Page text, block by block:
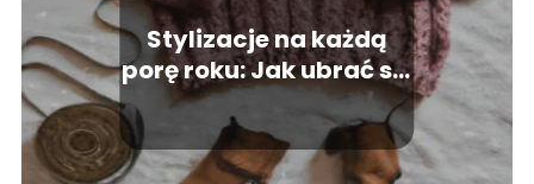
Stylizacje na każdą
porę roku: Jak ubrać się
modnie i komfortowo